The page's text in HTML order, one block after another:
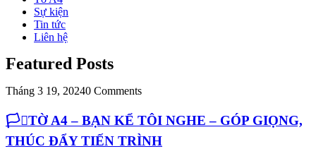
Sự kiện
Tin tức
Liên hệ
Featured Posts
Tháng 3 19, 20240 Comments
🏳️‍⚧️TỜ A4 – BẠN KỂ TÔI NGHE – GÓP GIỌNG,
THÚC ĐẨY TIẾN TRÌNH